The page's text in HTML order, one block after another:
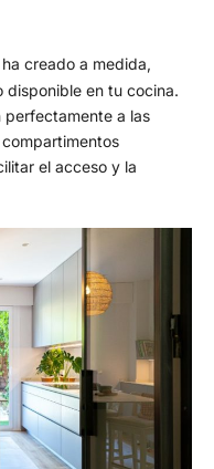
ha creado a medida,
en tu cocina.
perfectamente a las
el acceso y la